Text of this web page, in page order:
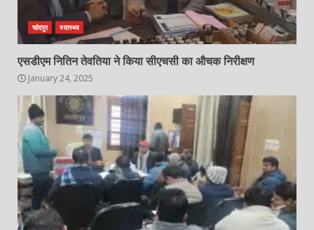
चांदपुर स्वास्थ्य
एसडीएम नितिन तेवतिया ने किया सीएचसी का औचक निरीक्षण
January 24, 2025